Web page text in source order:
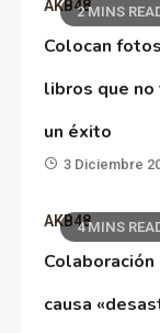
2 MINS
AKB48
Colocan
libros que no
un éxito
3 Diciembre
4 MINS
AKB48
causa